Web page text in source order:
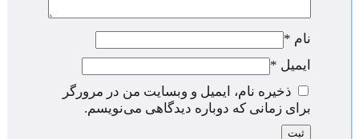
نام *
ایمیل *
ذخیره نام، ایمیل و وبسایت من در مرورگر
برای زمانی که دوباره دیدگاهی می‌نویسم.